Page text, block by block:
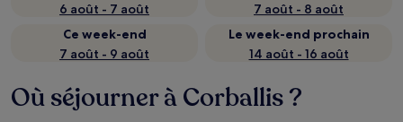
6 août - 7 août
7 août - 8 août
Ce week-end
7 août - 9 août
Le week-end prochain
14 août - 16 août
Où séjourner à Corballis ?